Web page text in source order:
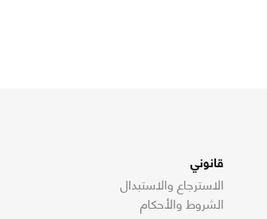
قانوني
الاسترجاع والاستبدال
الشروط والأحكام